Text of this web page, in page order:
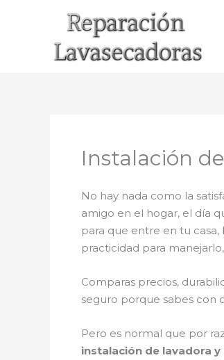
Instalación
No hay nada como la
amigo en el hogar, el día
para que entre en tu
practicidad para
Comparas precios,
seguro porque sabes con
Pero es normal que por
instalación de lavadora y